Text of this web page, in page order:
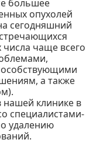
большее
опухолей
сегодняшний
чаще всего
а также
нашей клинике в
специалистами-
удалению